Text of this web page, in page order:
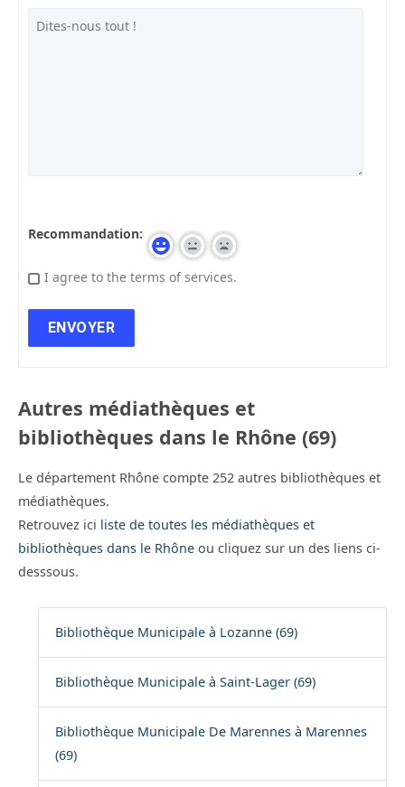
Recommandation:
I agree to the terms of services.
Autres médiathèques et
bibliothèques dans le Rhône (69)
Le département Rhône compte 252 autres bibliothèques et
médiathèques.
Retrouvez ici liste de toutes les médiathèques et
bibliothèques dans le Rhône ou cliquez sur un des liens ci-
desssous.
Bibliothèque Municipale à Lozanne (69)
Bibliothèque Municipale à Saint-Lager (69)
Bibliothèque Municipale De Marennes à Marennes
(69)